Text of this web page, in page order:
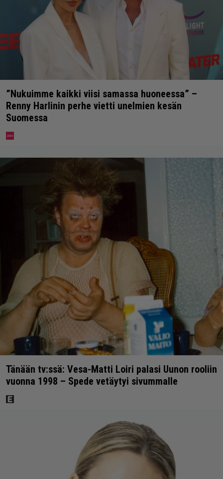
”Nukuimme kaikki viisi samassa huoneessa” –
Renny Harlinin perhe vietti unelmien kesän
Suomessa
Tänään tv:ssä: Vesa-Matti Loiri palasi Uunon rooliin
vuonna 1998 – Spede vetäytyi sivummalle